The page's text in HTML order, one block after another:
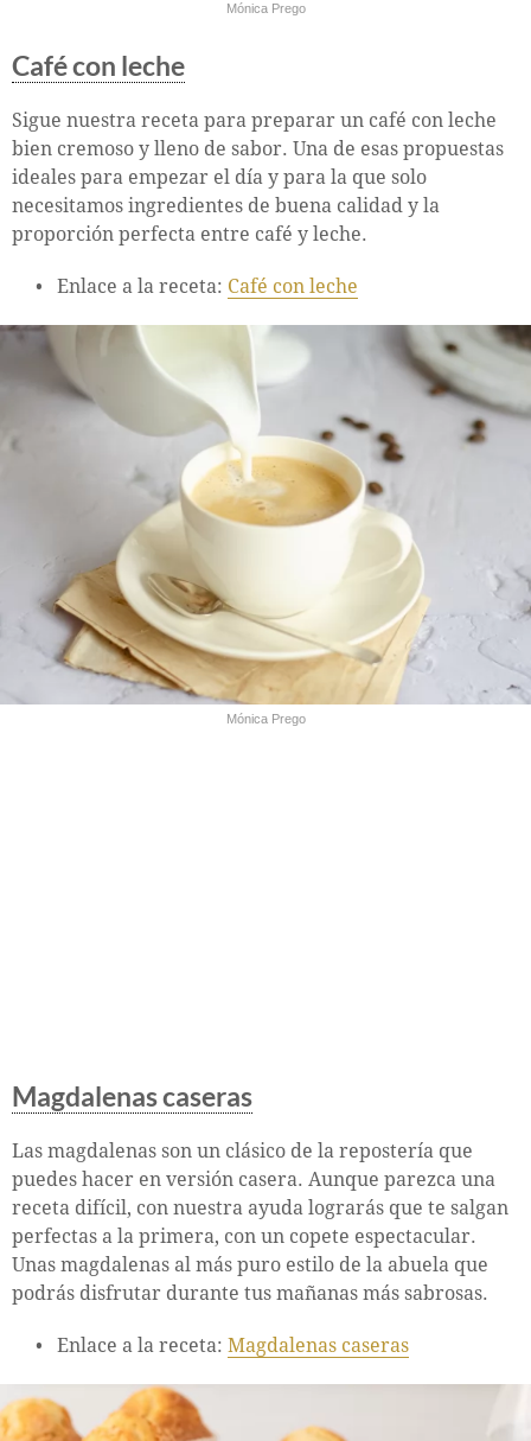
Mónica Prego
Café con leche
Sigue nuestra receta para preparar un café con leche
bien cremoso y lleno de sabor. Una de esas propuestas
ideales para empezar el día y para la que solo
necesitamos ingredientes de buena calidad y la
proporción perfecta entre café y leche.
Enlace a la receta: Café con leche
Mónica Prego
Magdalenas caseras
Las magdalenas son un clásico de la repostería que
puedes hacer en versión casera. Aunque parezca una
receta difícil, con nuestra ayuda lograrás que te salgan
perfectas a la primera, con un copete espectacular.
Unas magdalenas al más puro estilo de la abuela que
podrás disfrutar durante tus mañanas más sabrosas.
Enlace a la receta: Magdalenas caseras